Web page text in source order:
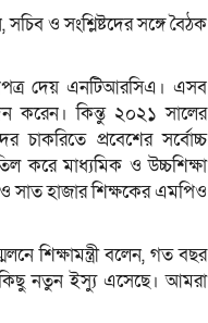
ও সংশ্লিষ্টদের সঙ্গে বৈঠক
দেয় এনটিআরসিএ। এসব
করেন। কিন্তু ২০২১ সালের
চাকরিতে প্রবেশের সর্বোচ্চ
করে মাধ্যমিক ও উচ্চশিক্ষা
সাত হাজার শিক্ষকের এমপিও
শিক্ষামন্ত্রী বলেন, গত বছর
নতুন ইস্যু এসেছে। আমরা